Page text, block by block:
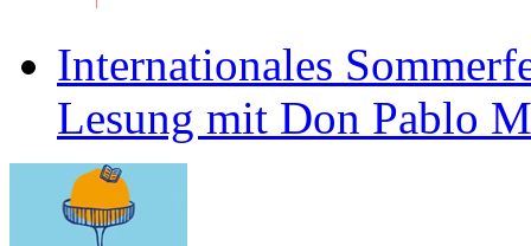
Internationales
Lesung mit Don Pablo